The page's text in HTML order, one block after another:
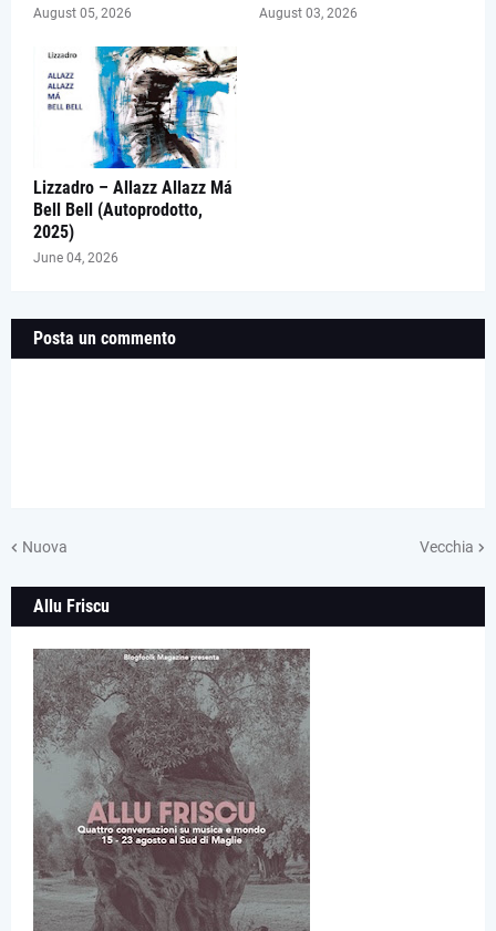
August 05, 2026 August 03, 2026
Lizzadro – Allazz Allazz Má
Bell Bell (Autoprodotto,
2025)
June 04, 2026
Posta un commento
Nuova Vecchia
Allu Friscu